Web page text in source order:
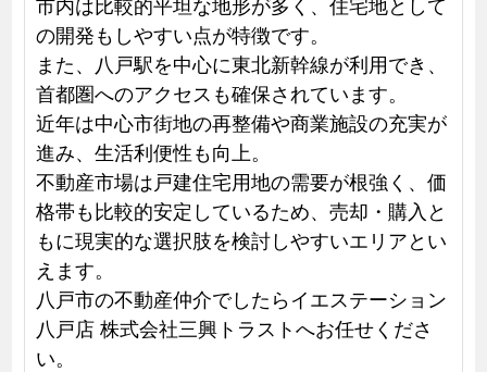
の開発もしやすい点が特徴です。
また、八戸駅を中心に東北新幹線が利用でき、
首都圏へのアクセスも確保されています。
近年は中心市街地の再整備や商業施設の充実が
進み、生活利便性も向上。
不動産市場は戸建住宅用地の需要が根強く、価
格帯も比較的安定しているため、売却・購入と
もに現実的な選択肢を検討しやすいエリアとい
えます。
八戸市の不動産仲介でしたらイエステーション
八戸店 株式会社三興トラストへお任せくださ
い。